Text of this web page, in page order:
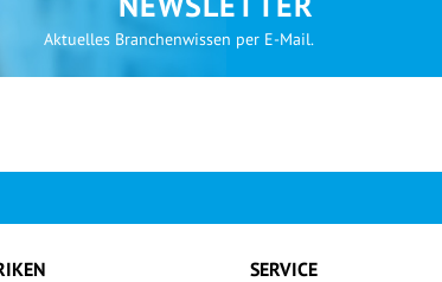
Aktuelles Branchenwissen per E-Mail.
SERVICE